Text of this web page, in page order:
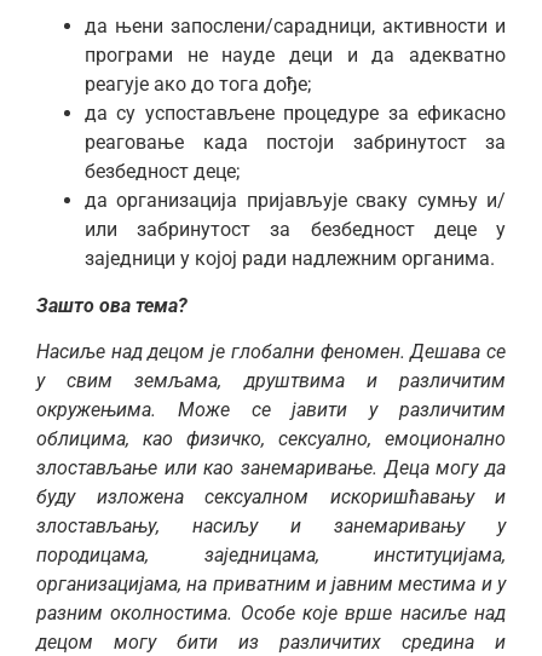
да њени запослени/сарадници, активности и
програми не науде деци и да адекватно
реагује ако до тога дође;
да су успостављене процедуре за ефикасно
реаговање када постоји забринутост за
безбедност деце;
да организација пријављује сваку сумњу и/
или забринутост за безбедност деце у
заједници у којој ради надлежним органима.
Зашто ова тема?
Насиље над децом је глобални феномен. Дешава се
у свим земљама, друштвима и различитим
окружењима. Може се јавити у различитим
облицима, као физичко, сексуално, емоционално
злостављање или као занемаривање. Деца могу да
буду изложена сексуалном искоришћавању и
злостављању, насиљу и занемаривању у
породицама, заједницама, институцијама,
организацијама, на приватним и јавним местима и у
разним околностима. Особе које врше насиље над
децом могу бити из различитих средина и